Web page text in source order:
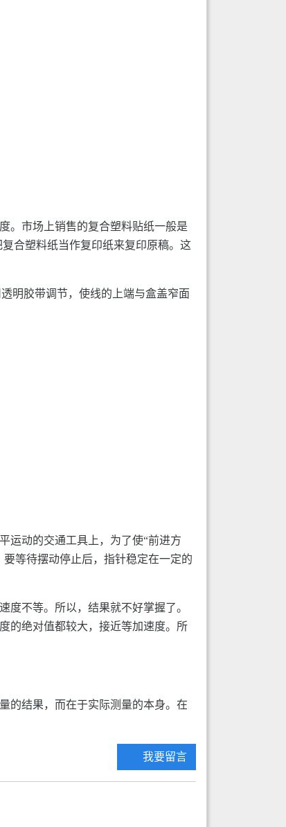
。市场上销售的复合塑料贴纸一般是
复合塑料纸当作复印纸来复印原稿。这
明胶带调节，使线的上端与盒盖窄面
运动的交通工具上，为了使“前进方
等待摆动停止后，指针稳定在一定的
度不等。所以，结果就不好掌握了。
的绝对值都较大，接近等加速度。所
的结果，而在于实际测量的本身。在
我要留言